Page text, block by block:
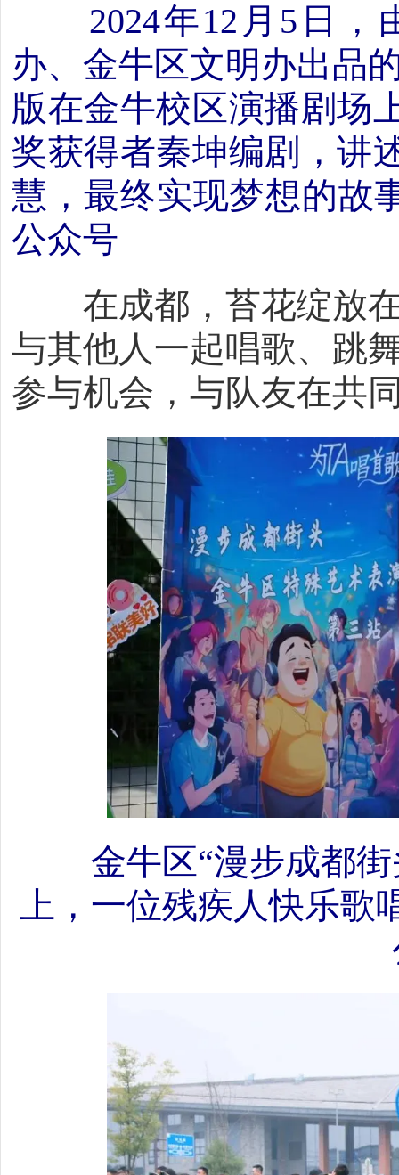
2024年12月5日
办、金牛区文明办出品
版在金牛校区演播剧场
奖获得者秦坤编剧，讲
慧，最终实现梦想的故
公众号
在成都，苔花绽放在
与其他人一起唱歌、跳
参与机会，与队友在共
金牛区“漫步成都
上，一位残疾人快乐歌